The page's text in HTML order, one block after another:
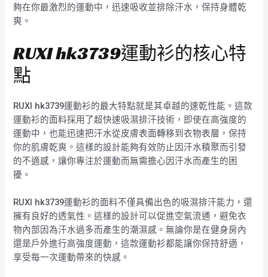
夠在你最激烈的運動中，迅速吸收並排除汗水，保持身體乾
爽。
RUXI hk3739運動衫的核心特
點
RUXI hk3739運動衫的最大特點就是其卓越的速乾性能。這款
運動衫的面料採用了超快速吸濕排汗技術，即使在高強度的
運動中，也能迅速把汗水從皮膚表面轉移到衣物表層，保持
你的肌膚乾爽。這樣的設計能夠有效防止因汗水積聚而引發
的不適感，讓你專注於運動而無需擔心因汗水而產生的困
擾。
RUXI hk3739運動衫的面料不僅具備出色的吸濕排汗能力，還
擁有良好的透氣性。這樣的設計可以促進空氣流通，避免衣
物內部因為汗水過多而產生的潮濕感。無論你是在健身房內
還是戶外進行高強度運動，這款運動衫都能讓你保持舒適，
享受每一次運動帶來的快感。